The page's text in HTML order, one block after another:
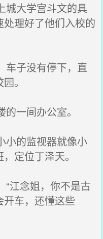
大学宫斗文的具
理好了他们入校的
子没有停下，直
。
一间办公室。
的监视器就像小
定位丁泽天。
江念姐，你不是古
车，还懂这些